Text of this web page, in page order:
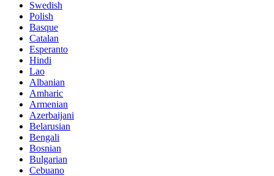
Swedish
Polish
Basque
Catalan
Esperanto
Hindi
Lao
Albanian
Amharic
Armenian
Azerbaijani
Belarusian
Bengali
Bosnian
Bulgarian
Cebuano